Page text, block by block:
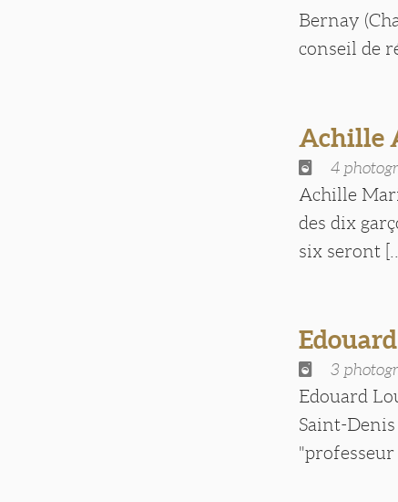
Bernay
conseil de
Achille
4
Achille
des dix
six seront
3
Edouard
Saint-Denis
"professeur